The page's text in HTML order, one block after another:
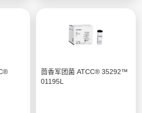
茴香军团菌 ATCC® 35292™
01195L